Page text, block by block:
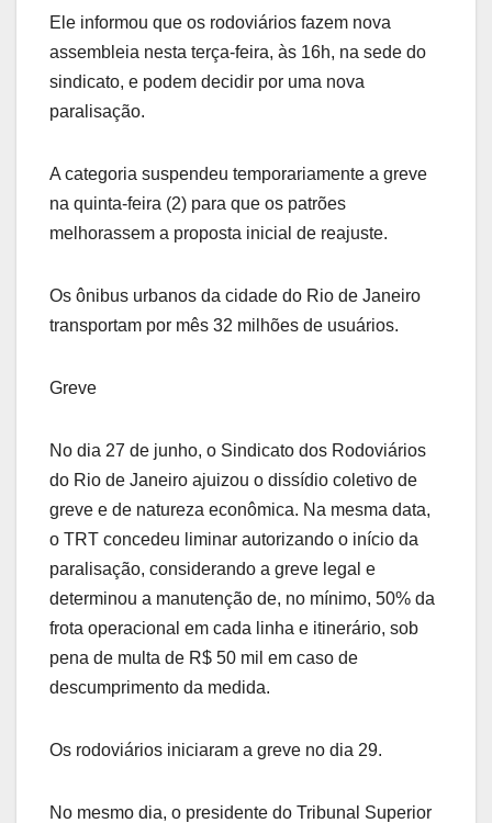
Ele informou que os rodoviários fazem nova
assembleia nesta terça-feira, às 16h, na sede do
sindicato, e podem decidir por uma nova
paralisação.
A categoria suspendeu temporariamente a greve
na quinta-feira (2) para que os patrões
melhorassem a proposta inicial de reajuste.
Os ônibus urbanos da cidade do Rio de Janeiro
transportam por mês 32 milhões de usuários.
Greve
No dia 27 de junho, o Sindicato dos Rodoviários
do Rio de Janeiro ajuizou o dissídio coletivo de
greve e de natureza econômica. Na mesma data,
o TRT concedeu liminar autorizando o início da
paralisação, considerando a greve legal e
determinou a manutenção de, no mínimo, 50% da
frota operacional em cada linha e itinerário, sob
pena de multa de R$ 50 mil em caso de
descumprimento da medida.
Os rodoviários iniciaram a greve no dia 29.
No mesmo dia, o presidente do Tribunal Superior